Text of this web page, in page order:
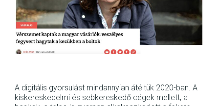
A digitális gyorsulást mindannyian átéltük 2020-ban. A
kiskereskedelmi és sebkereskedő cégek mellett, a